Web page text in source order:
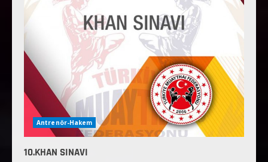
Antrenör-Hakem
10.KHAN SINAVI